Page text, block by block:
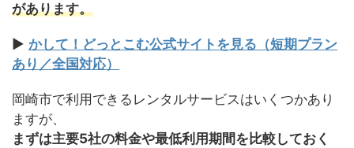
があります。
▶ かして！どっとこむ公式サイトを見る（短期プラン
あり／全国対応）
岡崎市で利用できるレンタルサービスはいくつかあり
ますが、
まずは主要5社の料金や最低利用期間を比較しておく